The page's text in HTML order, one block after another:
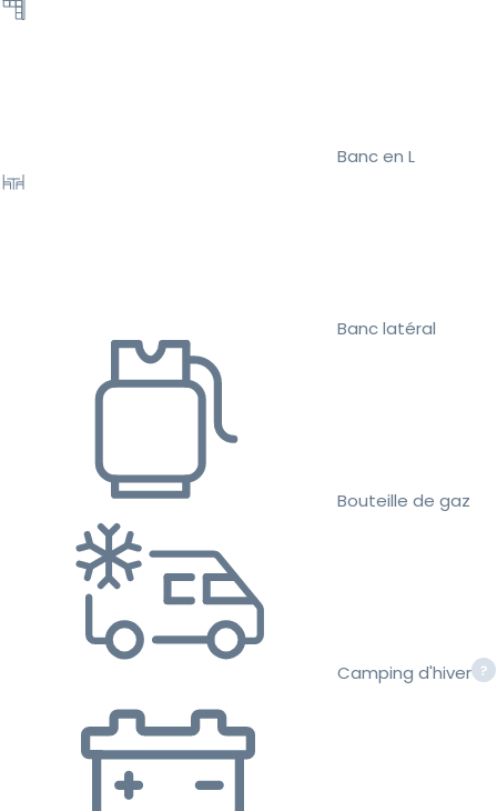
Banc en L
Banc latéral
Bouteille de gaz
Camping d'hiver